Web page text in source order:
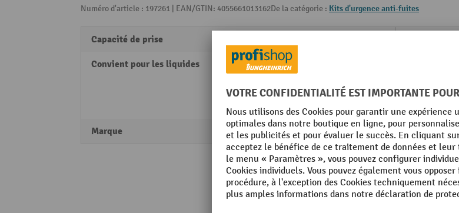
Numéro d'article : 197261 | EAN/GTIN: 4055661013162De la catégorie : Kits d'urgence anti-fuites
Capacité de prise
Convient pour les liquides
Combustibles
Solvants
pétrole
Marque Denios
Rubrique